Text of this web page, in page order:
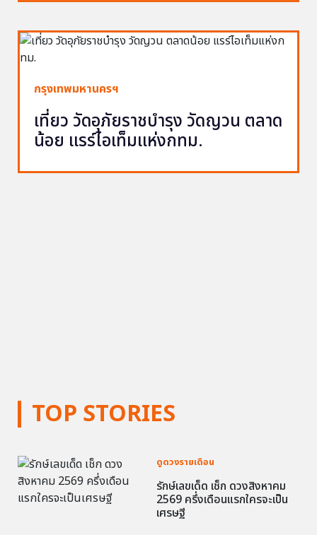
TOP STORIES
ดูดวงรายเดือน
รักษ์เลขเด็ด เช็ก ดวงสิงหาคม
2569 ครึ่งเดือนแรกใครจะเป็น
เศรษฐี
กรุงเทพมหานครฯ
เที่ยว วัดอุภัยราชบำรุง วัดญวน ตลาด
น้อย แรร์ไอเท็มแห่งกทม.